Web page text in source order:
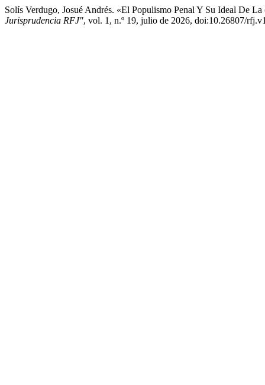
Solís Verdugo, Josué Andrés. «El Populismo Penal Y Su Ideal De
Jurisprudencia RFJ", vol. 1, n.º 19, julio de 2026, doi:10.26807/